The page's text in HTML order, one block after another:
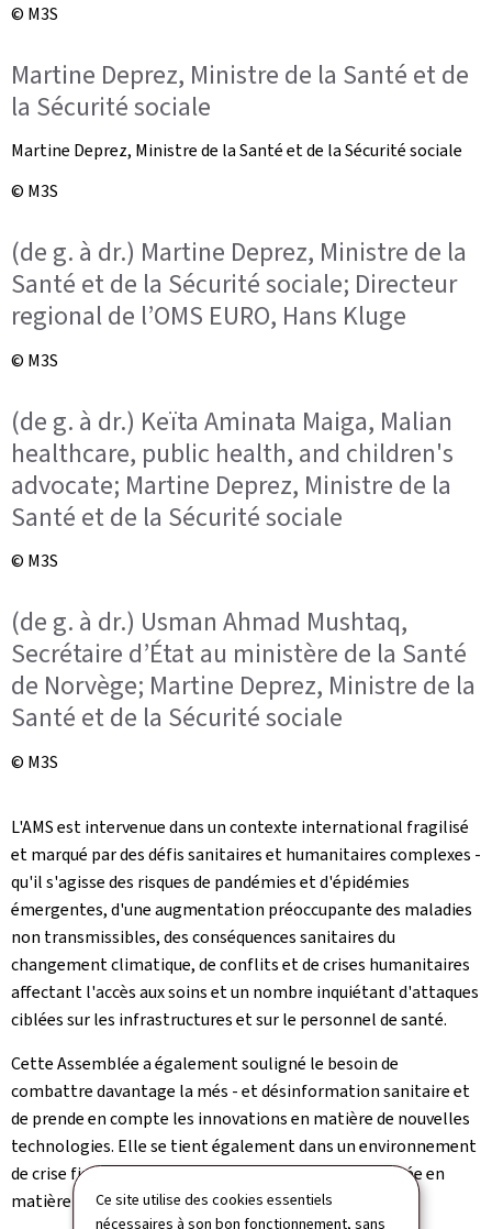
Ce site utilise des cookies essentiels
nécessaires à son bon fonctionnement, sans
© M3S
Martine Deprez, Ministre de la Santé et de
la Sécurité sociale
Martine Deprez, Ministre de la Santé et de la Sécurité sociale
© M3S
(de g. à dr.) Martine Deprez, Ministre de la
Santé et de la Sécurité sociale; Directeur
regional de l’OMS EURO, Hans Kluge
© M3S
(de g. à dr.) Keïta Aminata Maiga, Malian
healthcare, public health, and children's
advocate; Martine Deprez, Ministre de la
Santé et de la Sécurité sociale
© M3S
(de g. à dr.) Usman Ahmad Mushtaq,
Secrétaire d’État au ministère de la Santé
de Norvège; Martine Deprez, Ministre de la
Santé et de la Sécurité sociale
© M3S
L'AMS est intervenue dans un contexte international fragilisé
et marqué par des défis sanitaires et humanitaires complexes -
qu'il s'agisse des risques de pandémies et d'épidémies
émergentes, d'une augmentation préoccupante des maladies
non transmissibles, des conséquences sanitaires du
changement climatique, de conflits et de crises humanitaires
affectant l'accès aux soins et un nombre inquiétant d'attaques
ciblées sur les infrastructures et sur le personnel de santé.
Cette Assemblée a également souligné le besoin de
combattre davantage la més - et désinformation sanitaire et
de prende en compte les innovations en matière de nouvelles
technologies. Elle se tient également dans un environnement
de crise financière et d'une réforme urgente nécessitée en
matière d'architecture de la santé mondiale.